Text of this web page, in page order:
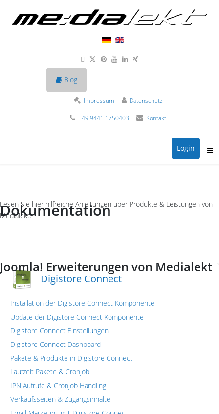
Blog
Impressum Datenschutz
+49 9441 1750403 Kontakt
Login
Dokumentation
Lesen Sie hier hilfreiche Anleitungen über Produkte & Leistungen von
Medialekt.
Joomla! Erweiterungen von Medialekt
Digistore Connect
Installation der Digistore Connect Komponente
Update der Digistore Connect Komponente
Digistore Connect Einstellungen
Digistore Connect Dashboard
Pakete & Produkte in Digistore Connect
Laufzeit Pakete & Cronjob
IPN Aufrufe & Cronjob Handling
Verkaufsseiten & Zugangsinhalte